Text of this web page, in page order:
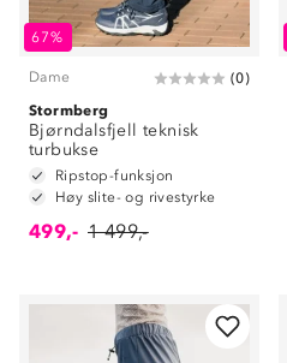
67%
Dame (0)
Stormberg
Bjørndalsfjell teknisk
turbukse
Ripstop-funksjon
Høy slite- og rivestyrke
499,- 1 499,-